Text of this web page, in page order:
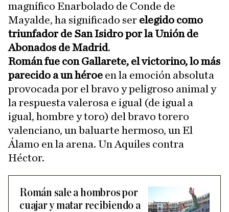
magnífico Enarbolado de Conde de
Mayalde, ha significado ser elegido como
triunfador de San Isidro por la Unión de
Abonados de Madrid.
Román fue con Gallarete, el victorino, lo más
parecido a un héroe en la emoción absoluta
provocada por el bravo y peligroso animal y
la respuesta valerosa e igual (de igual a
igual, hombre y toro) del bravo torero
valenciano, un baluarte hermoso, un El
Álamo en la arena. Un Aquiles contra
Héctor.
Román sale a hombros por
cuajar y matar recibiendo a